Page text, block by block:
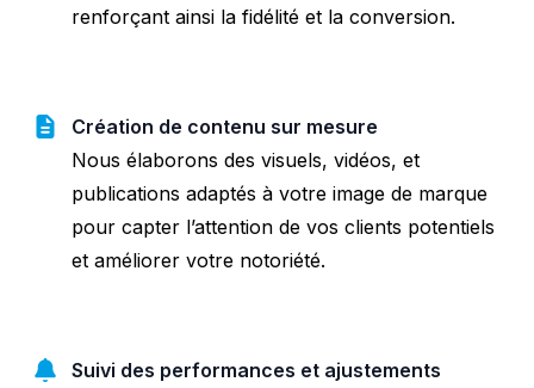
renforçant ainsi la fidélité et la conversion.
Création de contenu sur mesure
Nous élaborons des visuels, vidéos, et
publications adaptés à votre image de marque
pour capter l’attention de vos clients potentiels
et améliorer votre notoriété.
Suivi des performances et ajustements